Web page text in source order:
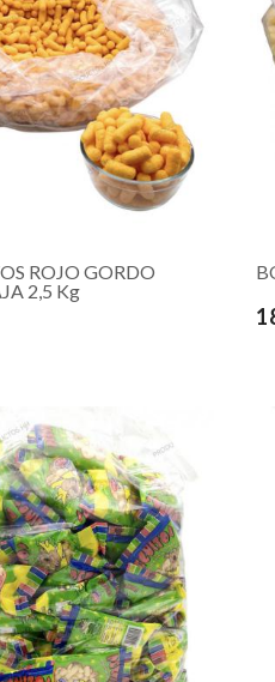
ROJO GORDO
2,5 Kg